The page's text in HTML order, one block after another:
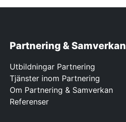
Partnering & Samverkan
Utbildningar Partnering
Tjänster inom Partnering
Om Partnering & Samverkan
Referenser